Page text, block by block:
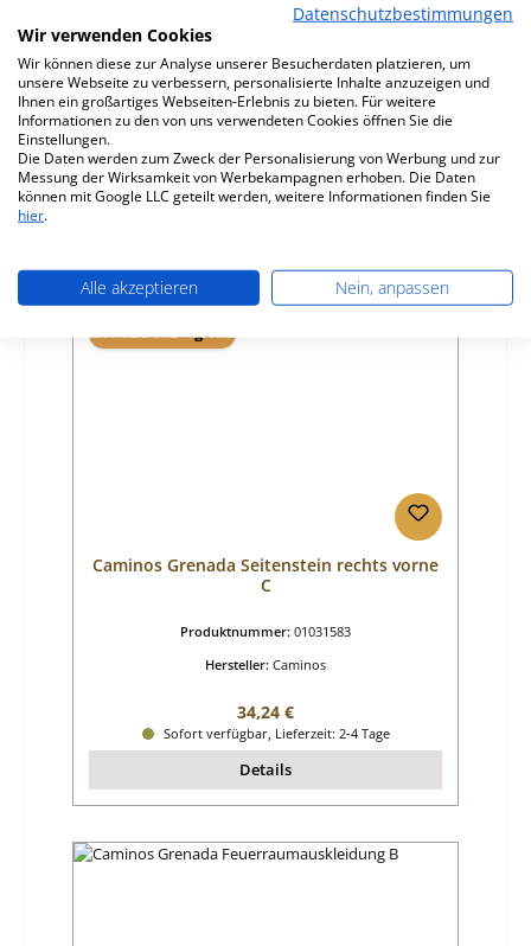
Caminos Grenada Seitenstein links vorne C
Produktnummer:01031579
Hersteller:Caminos
Regulärer Preis:
34,24 €
Sofort verfügbar, Lieferzeit: 2-4 Tage
Nur 1 auf Lager!
Caminos Grenada Seitenstein rechts vorne
C
Produktnummer: 01031583
Hersteller: Caminos
Regulärer Preis:
34,24 €
Sofort verfügbar, Lieferzeit: 2-4 Tage
Details
Datenschutzbestimmungen
Wir verwenden Cookies
Wir können diese zur Analyse unserer Besucherdaten platzieren, um
unsere Webseite zu verbessern, personalisierte Inhalte anzuzeigen und
Ihnen ein großartiges Webseiten-Erlebnis zu bieten. Für weitere
Informationen zu den von uns verwendeten Cookies öffnen Sie die
Einstellungen.
Die Daten werden zum Zweck der Personalisierung von Werbung und zur
Messung der Wirksamkeit von Werbekampagnen erhoben. Die Daten
können mit Google LLC geteilt werden, weitere Informationen finden Sie
hier.
Alle akzeptieren Nein, anpassen